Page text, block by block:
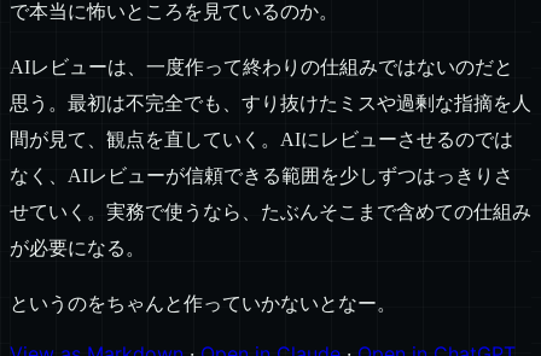
で本当に怖いところを見ているのか。
AIレビューは、一度作って終わりの仕組みではないのだと
思う。最初は不完全でも、すり抜けたミスや過剰な指摘を人
間が見て、観点を直していく。AIにレビューさせるのでは
なく、AIレビューが信頼できる範囲を少しずつはっきりさ
せていく。実務で使うなら、たぶんそこまで含めての仕組み
が必要になる。
というのをちゃんと作っていかないとなー。